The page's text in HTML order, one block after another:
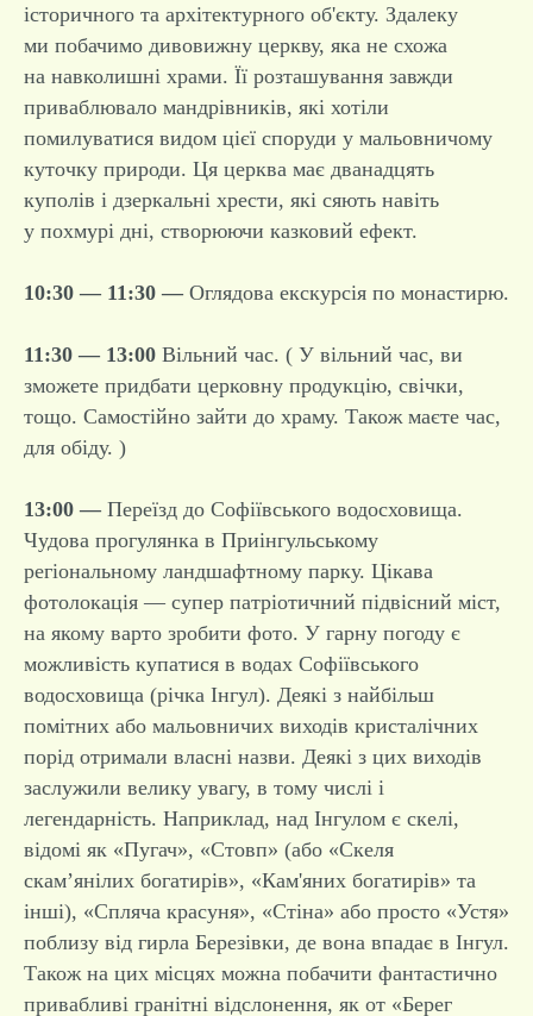
історичного та архітектурного об'єкту. Здалеку
ми побачимо дивовижну церкву, яка не схожа
на навколишні храми. Її розташування завжди
приваблювало мандрівників, які хотіли
помилуватися видом цієї споруди у мальовничому
куточку природи. Ця церква має дванадцять
куполів і дзеркальні хрести, які сяють навіть
у похмурі дні, створюючи казковий ефект.
10:30 — 11:30 — Оглядова екскурсія по монастирю.
11:30 — 13:00 Вільний час. ( У вільний час, ви
зможете придбати церковну продукцію, свічки,
тощо. Самостійно зайти до храму. Також маєте час,
для обіду. )
13:00 — Переїзд до Софіївського водосховища.
Чудова прогулянка в Приінгульському
регіональному ландшафтному парку. Цікава
фотолокація — супер патріотичний підвісний міст,
на якому варто зробити фото. У гарну погоду є
можливість купатися в водах Софіївського
водосховища (річка Інгул). Деякі з найбільш
помітних або мальовничих виходів кристалічних
порід отримали власні назви. Деякі з цих виходів
заслужили велику увагу, в тому числі і
легендарність. Наприклад, над Інгулом є скелі,
відомі як «Пугач», «Стовп» (або «Скеля
скам’янілих богатирів», «Кам'яних богатирів» та
інші), «Спляча красуня», «Стіна» або просто «Устя»
поблизу від гирла Березівки, де вона впадає в Інгул.
Також на цих місцях можна побачити фантастично
привабливі гранітні відслонення, як от «Берег